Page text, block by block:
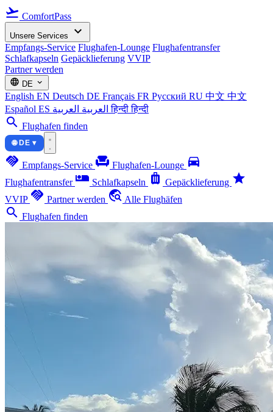
flight_takeoff ComfortPass
Unsere Services expand_more
Empfangs-Service Flughafen-Lounge Flughafentransfer
Schlafkapseln Gepäcklieferung VVIP
Partner werden
language DE expand_more
English EN Deutsch DE Français FR Русский RU 中文 中文
Español ES العربية العربية हिन्दीहिन्दी
search Flughafen finden
🌐 DE ▾
handshake Empfangs-Service chair Flughafen-Lounge directions_car
Flughafentransfer airline_seat_individual_suite Schlafkapseln luggage Gepäcklieferung star
VVIP handshake Partner werden travel_explore Alle Flughäfen
search Flughafen finden